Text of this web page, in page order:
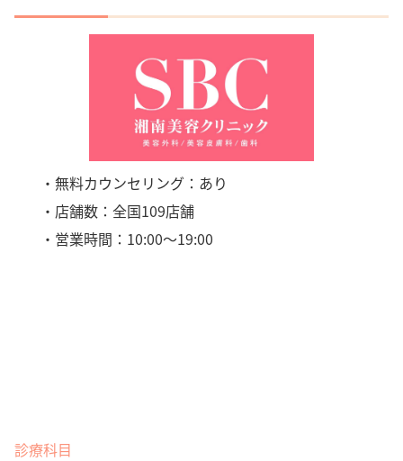
・無料カウンセリング：あり
・店舗数：全国109店舗
・営業時間：10:00〜19:00
診療科目